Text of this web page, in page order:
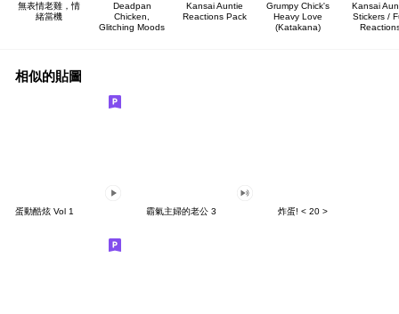
無表情老雞，情
緒當機
Deadpan
Chicken,
Glitching Moods
Kansai Auntie
Reactions Pack
Grumpy Chick's
Heavy Love
(Katakana)
Kansai
Stickers /
相似的貼圖
蛋動酷炫 Vol 1 霸氣主婦的老公 3 炸蛋! < 20 >